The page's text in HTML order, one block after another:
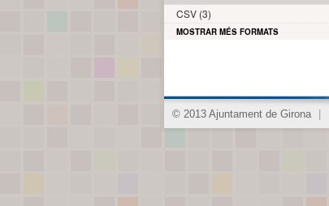
CSV (3)
MOSTRAR MÉS FORMATS
© 2013 Ajuntament de Girona